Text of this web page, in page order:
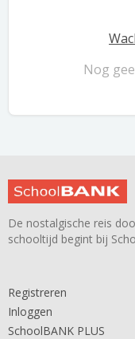
Nog
De nostalgische reis
schooltijd begint bij
Registreren
Inloggen
SchoolBANK PLUS